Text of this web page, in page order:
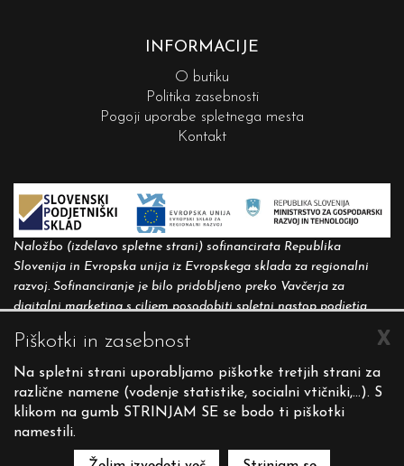
INFORMACIJE
O butiku
Politika zasebnosti
Pogoji uporabe spletnega mesta
Kontakt
Naložbo (izdelavo spletne strani) sofinancirata Republika
Slovenija in Evropska unija iz Evropskega sklada za regionalni
razvoj. Sofinanciranje je bilo pridobljeno preko Vavčerja za
digitalni marketing s ciljem posodobiti spletni nastop podjetja.
Spletna stran evropske kohezijske politike v Sloveniji: X
Piškotki in zasebnost
Na spletni strani uporabljamo piškotke tretjih strani za
različne namene (vodenje statistike, socialni vtičniki,...). S
klikom na gumb STRINJAM SE se bodo ti piškotki
namestili.